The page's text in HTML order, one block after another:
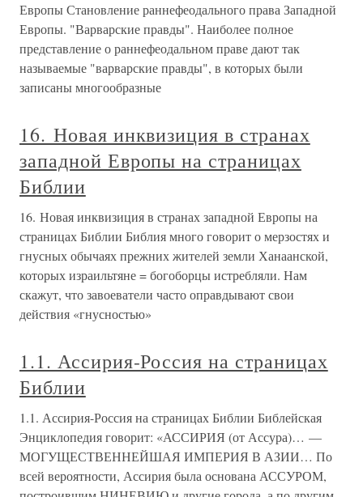
Европы Становление раннефеодального права Западной
Европы. "Варварские правды". Наиболее полное
представление о раннефеодальном праве дают так
называемые "варварские правды", в которых были
записаны многообразные
16. Новая инквизиция в странах
западной Европы на страницах
Библии
16. Новая инквизиция в странах западной Европы на
страницах Библии Библия много говорит о мерзостях и
гнусных обычаях прежних жителей земли Ханаанской,
которых израильтяне = богоборцы истребляли. Нам
скажут, что завоеватели часто оправдывают свои
действия «гнусностью»
1.1. Ассирия-Россия на страницах
Библии
1.1. Ассирия-Россия на страницах Библии Библейская
Энциклопедия говорит: «АССИРИЯ (от Ассура)… —
МОГУЩЕСТВЕННЕЙШАЯ ИМПЕРИЯ В АЗИИ… По
всей вероятности, Ассирия была основана АССУРОМ,